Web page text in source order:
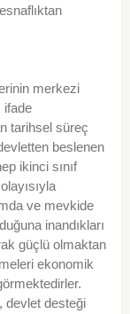
merkezi
ifade
tarihsel süreç
beslenen
ikinci sınıf
ve mevkide
inandıkları
güçlü olmaktan
ekonomik
devlet desteği